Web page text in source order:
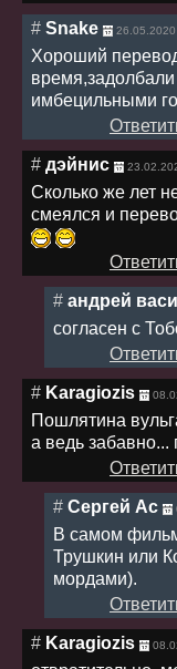
# Snake
Хороший
имбецильными
# дэйнис
Сколько же лет
смеялся и
# андрей
согласен с
# Karagiozis
Пошлятина
а ведь забавно...
# Сергей Ас
В самом
Трушкин или
мордами).
# Karagiozis